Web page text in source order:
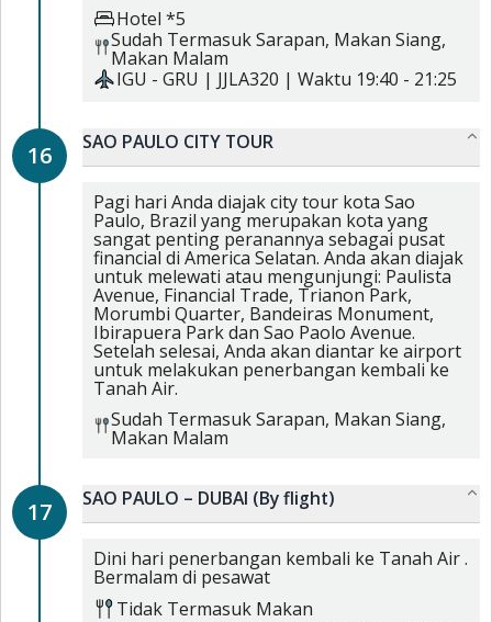
Hotel *5
Sudah TermasukSarapan, Makan Siang,
Makan Malam
IGU - GRU | JJLA320 | Waktu 19:40 - 21:25
16 SAO PAULO CITY TOUR
Pagi hari Anda diajak city tour kota Sao
Paulo, Brazil yang merupakan kota yang
sangat penting peranannya sebagai pusat
financial di America Selatan. Anda akan diajak
untuk melewati atau mengunjungi: Paulista
Avenue, Financial Trade, Trianon Park,
Morumbi Quarter, Bandeiras Monument,
Ibirapuera Park dan Sao Paolo Avenue.
Setelah selesai, Anda akan diantar ke airport
untuk melakukan penerbangan kembali ke
Tanah Air.
Sudah TermasukSarapan, Makan Siang,
Makan Malam
17 SAO PAULO – DUBAI (By flight)
Dini hari penerbangan kembali ke Tanah Air .
Bermalam di pesawat
Tidak Termasuk Makan